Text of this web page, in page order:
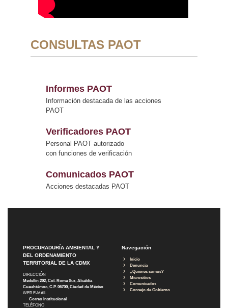
CONSULTAS PAOT
Informes PAOT
Información destacada de las acciones
PAOT
Verificadores PAOT
Personal PAOT autorizado
con funciones de verificación
Comunicados PAOT
Acciones destacadas PAOT
PROCURADURÍA AMBIENTAL Y
DEL ORDENAMIENTO
TERRITORIAL DE LA CDMX
DIRECCIÓN
Medellín 202, Col. Roma Sur, Alcaldía
Cuauhtémoc, C.P. 06700, Ciudad de México
WEB E-MAIL
Correo Institucional
TELÉFONO
Navegación
Inicio
Denuncia
¿Quiénes somos?
Micrositios
Comunicados
Consejo de Gobierno